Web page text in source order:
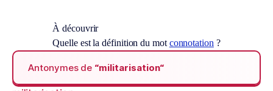
À découvrir
Quelle est la définition du mot connotation ?
Antonymes de “militarisation“